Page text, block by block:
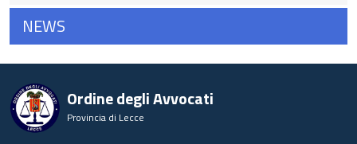
NEWS
Ordine degli Avvocati
Provincia di Lecce